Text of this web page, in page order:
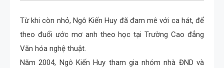
Từ khi còn nhỏ, Ngô Kiến Huy đã đam mê với ca hát, để
theo đuổi ước mơ anh theo học tại Trường Cao đẳng
Văn hóa nghệ thuật.
Năm 2004, Ngô Kiến Huy tham gia nhóm nhà ĐND và